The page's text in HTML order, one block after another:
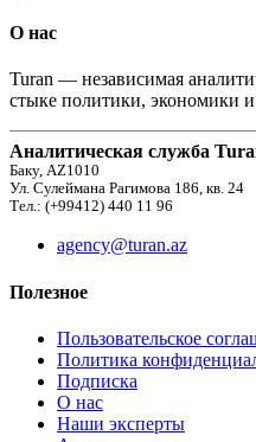
О нас
Turan — независимая
стыке политики, экономики
Аналитическая служба
Баку, AZ1010
Ул. Сулеймана Рагимова 186, кв. 24
Тел.: (+99412) 440 11 96
agency@turan.az
Полезное
Пользовательское
Политика
Подписка
О нас
Наши эксперты